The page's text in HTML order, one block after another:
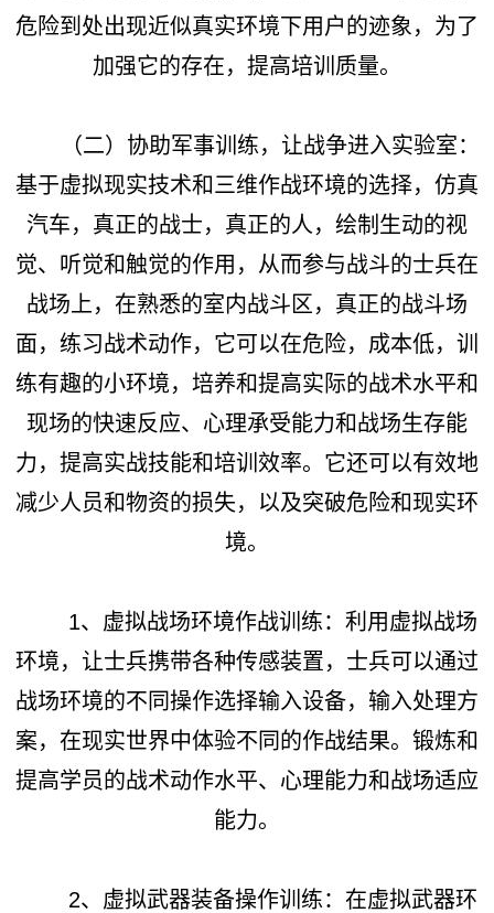
危险到处出现近似真实环境下用户的迹象，为了
加强它的存在，提高培训质量。
（二）协助军事训练，让战争进入实验室：
基于虚拟现实技术和三维作战环境的选择，仿真
汽车，真正的战士，真正的人，绘制生动的视
觉、听觉和触觉的作用，从而参与战斗的士兵在
战场上，在熟悉的室内战斗区，真正的战斗场
面，练习战术动作，它可以在危险，成本低，训
练有趣的小环境，培养和提高实际的战术水平和
现场的快速反应、心理承受能力和战场生存能
力，提高实战技能和培训效率。它还可以有效地
减少人员和物资的损失，以及突破危险和现实环
境。
1、虚拟战场环境作战训练：利用虚拟战场
环境，让士兵携带各种传感装置，士兵可以通过
战场环境的不同操作选择输入设备，输入处理方
案，在现实世界中体验不同的作战结果。锻炼和
提高学员的战术动作水平、心理能力和战场适应
能力。
2、虚拟武器装备操作训练：在虚拟武器环